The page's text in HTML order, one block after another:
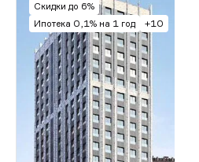
Скидки до 6%
Ипотека 0,1% на 1 год
+10